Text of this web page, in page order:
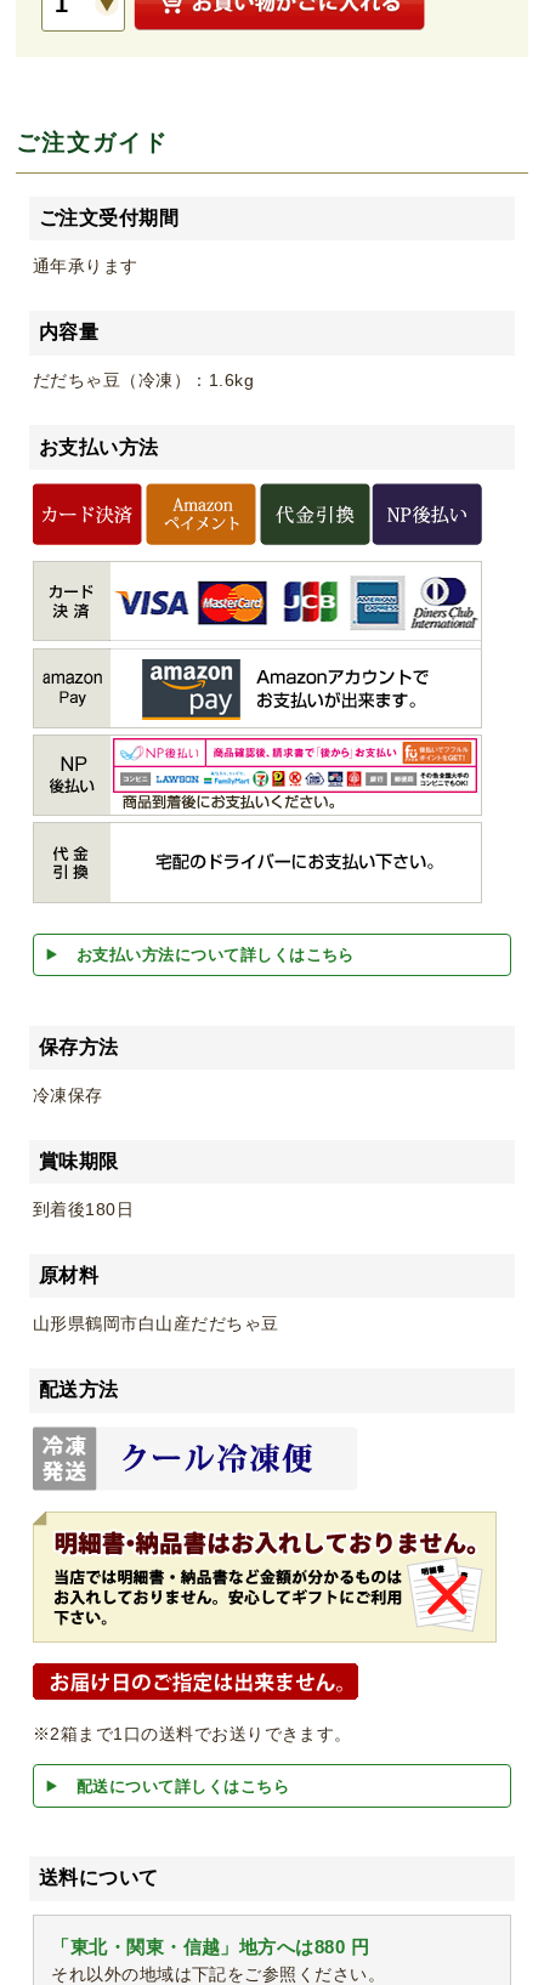
ご注文ガイド
ご注文受付期間
通年承ります
内容量
だだちゃ豆（冷凍）：1.6kg
お支払い方法
お支払い方法について詳しくはこちら
保存方法
冷凍保存
賞味期限
到着後180日
原材料
山形県鶴岡市白山産だだちゃ豆
配送方法
※2箱まで1口の送料でお送りできます。
配送について詳しくはこちら
送料について
「東北・関東・信越」地方へは880 円
それ以外の地域は下記をご参照ください。